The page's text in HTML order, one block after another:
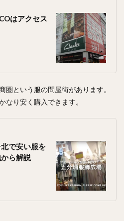
はアクセス
圈という服の問屋街があります。
なり安く購入できます。
北で安い服を
ら解説